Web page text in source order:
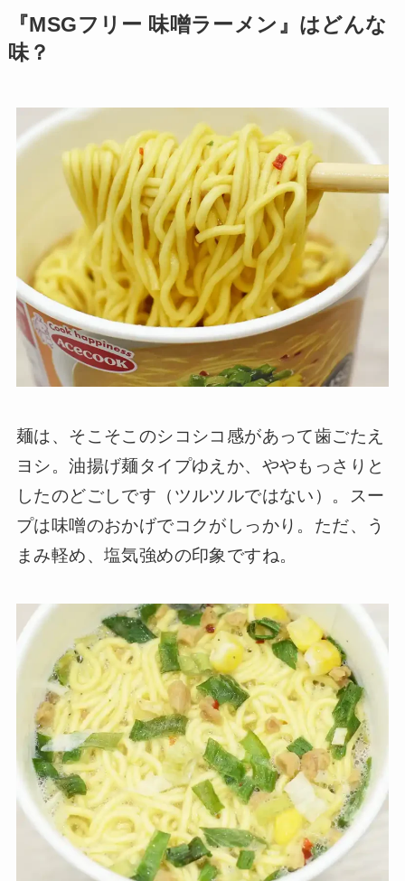
『MSGフリー 味噌ラーメン』はどんな
味？
麺は、そこそこのシコシコ感があって歯ごたえ
ヨシ。油揚げ麺タイプゆえか、ややもっさりと
したのどごしです（ツルツルではない）。スー
プは味噌のおかげでコクがしっかり。ただ、う
まみ軽め、塩気強めの印象ですね。